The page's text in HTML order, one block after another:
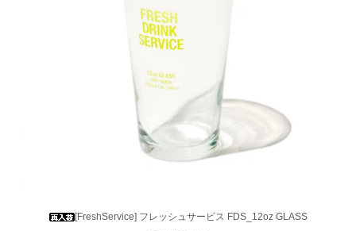
[FreshService] フレッシュサービス FDS_12oz GLASS